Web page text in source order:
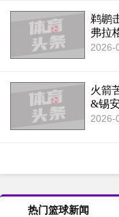
鹈鹕
弗拉
2026-
火箭
&锡
2026-
热门篮球新闻